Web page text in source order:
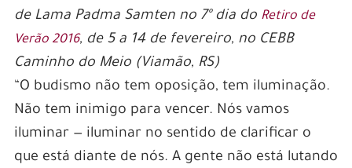
de Lama Padma Samten no 7º dia do Retiro de
Verão 2016, de 5 a 14 de fevereiro, no CEBB
Caminho do Meio (Viamão, RS)
“O budismo não tem oposição, tem iluminação.
Não tem inimigo para vencer. Nós vamos
iluminar — iluminar no sentido de clarificar o
que está diante de nós. A gente não está lutando